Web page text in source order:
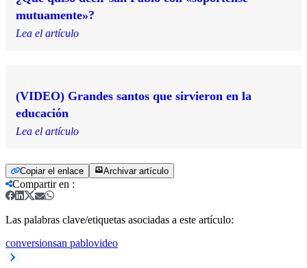
mutuamente»?
Lea el artículo
(VIDEO) Grandes santos que sirvieron en la
educación
Lea el artículo
Copiar el enlace Archivar artículo
Compartir en :
Las palabras clave/etiquetas asociadas a este artículo:
conversionsan pablovideo